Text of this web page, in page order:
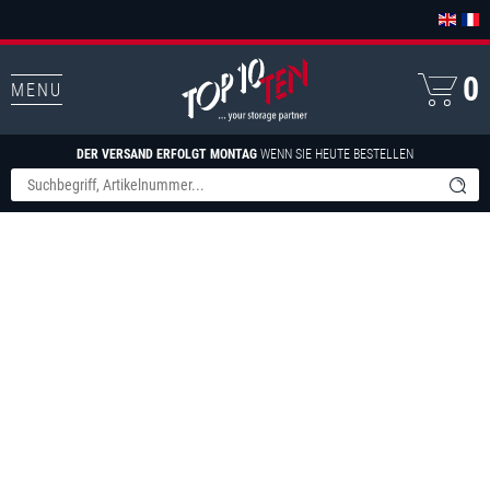
MENU
DER VERSAND ERFOLGT MONTAG WENN SIE HEUTE BESTELLEN
0